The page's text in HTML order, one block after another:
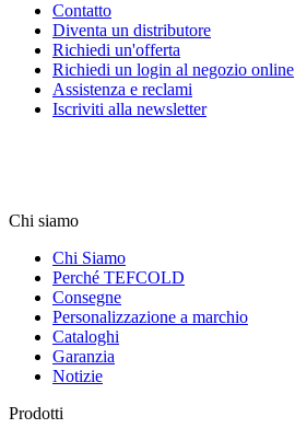
Contatto
Diventa un distributore
Richiedi un'offerta
Richiedi un login al negozio online
Assistenza e reclami
Iscriviti alla newsletter
Chi siamo
Chi Siamo
Perché TEFCOLD
Consegne
Personalizzazione a marchio
Cataloghi
Garanzia
Notizie
Prodotti